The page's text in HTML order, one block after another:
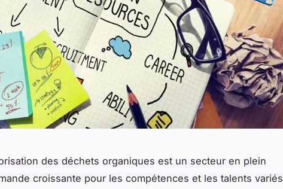
des déchets organiques est un secteur en plein
croissante pour les compétences et les talents variés